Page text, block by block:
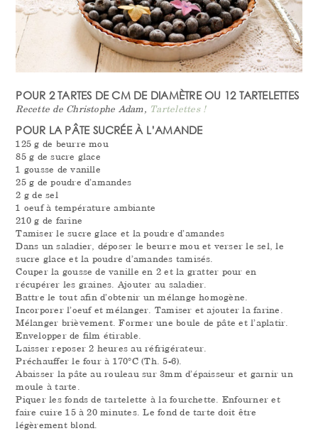
POUR 2 TARTES DE CM DE DIAMÈTRE OU 12 TARTELETTES
Recette de Christophe Adam, Tartelettes !
POUR LA PÂTE SUCRÉE À L’AMANDE
125 g de beurre mou
85 g de sucre glace
1 gousse de vanille
25 g de poudre d’amandes
2 g de sel
1 oeuf à température ambiante
210 g de farine
Tamiser le sucre glace et la poudre d’amandes
Dans un saladier, déposer le beurre mou et verser le sel, le
sucre glace et la poudre d’amandes tamisés.
Couper la gousse de vanille en 2 et la gratter pour en
récupérer les graines. Ajouter au saladier.
Battre le tout afin d’obtenir un mélange homogène.
Incorporer l’oeuf et mélanger. Tamiser et ajouter la farine.
Mélanger brièvement. Former une boule de pâte et l’aplatir.
Envelopper de film étirable.
Laisser reposer 2 heures au réfrigérateur.
Préchauffer le four à 170°C (Th. 5-6).
Abaisser la pâte au rouleau sur 3mm d’épaisseur et garnir un
moule à tarte.
Piquer les fonds de tartelette à la fourchette. Enfourner et
faire cuire 15 à 20 minutes. Le fond de tarte doit être
légèrement blond.